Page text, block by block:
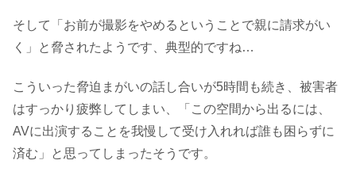
そして「お前が撮影をやめるということで親に請求がい
く」と脅されたようです、典型的ですね…
こういった脅迫まがいの話し合いが5時間も続き、被害者
はすっかり疲弊してしまい、「この空間から出るには、
AVに出演することを我慢して受け入れれば誰も困らずに
済む」と思ってしまったそうです。